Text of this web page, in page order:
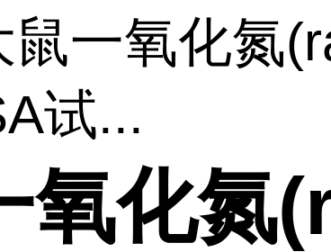
鼠一氧化氮
试...
氧化氮